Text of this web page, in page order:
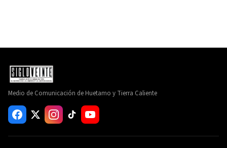
Medio de Comunicación de Huetamo y Tierra Caliente